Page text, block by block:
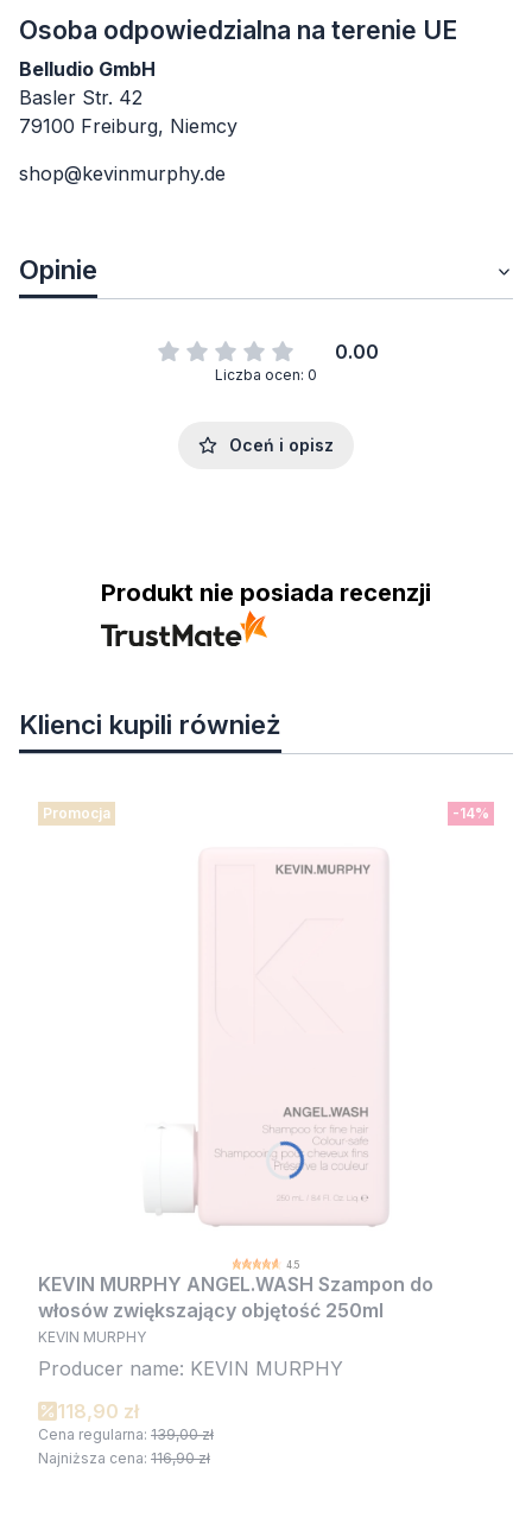
Osoba odpowiedzialna na terenie UE
Belludio GmbH
Basler Str. 42
79100 Freiburg, Niemcy
shop@kevinmurphy.de
Opinie
0.00
Liczba ocen: 0
Oceń i opisz
Produkt nie posiada recenzji
Klienci kupili również
-14%
Promocja
4.5
KEVIN MURPHY ANGEL.WASH Szampon do
włosów zwiększający objętość 250ml
KEVIN MURPHY
Producer name: KEVIN MURPHY
118,90 zł
Cena regularna: 139,00 zł
Najniższa cena: 116,90 zł